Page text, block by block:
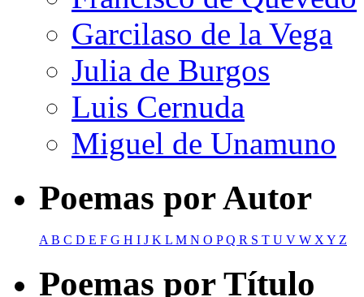
Garcilaso de la Vega
Julia de Burgos
Luis Cernuda
Miguel de Unamuno
Poemas por Autor
AB C D E F G H I J K L M N O PQ R S T U V W XY Z
Poemas por Título